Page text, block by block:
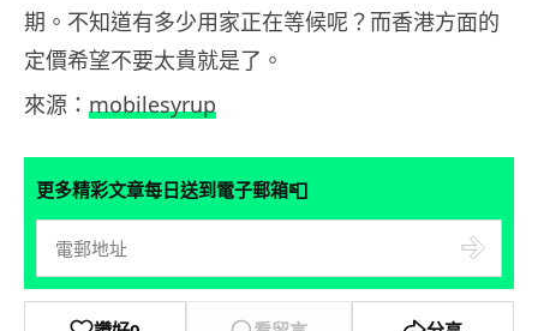
期。不知道有多少用家正在等候呢？而香港方面的
定價希望不要太貴就是了。
來源： mobilesyrup
更多精彩文章每日送到電子郵箱📮